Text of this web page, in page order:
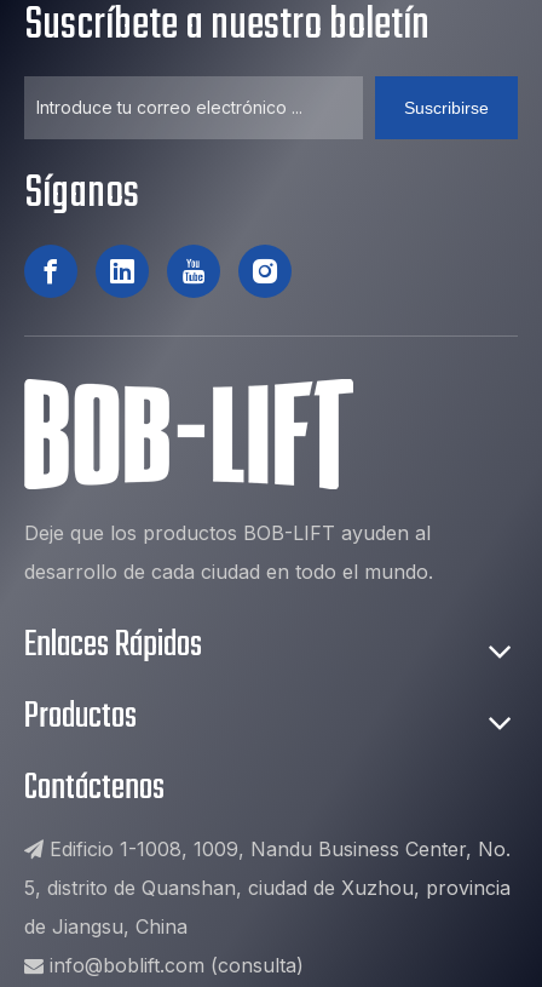
Suscríbete a nuestro boletín
Suscribirse
Síganos
Deje que los productos BOB-LIFT ayuden al
desarrollo de cada ciudad en todo el mundo.
Enlaces Rápidos
Productos
Contáctenos
 Edificio 1-1008, 1009, Nandu Business Center, No.
5, distrito de Quanshan, ciudad de Xuzhou, provincia
de Jiangsu, China
 info@boblift.com (consulta)